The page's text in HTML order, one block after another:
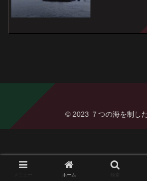
© 2023 ７つの海を制した
ホーム